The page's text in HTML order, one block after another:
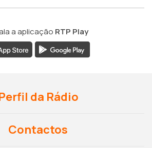
a aplicação RTP Play
da Rádio
Contactos